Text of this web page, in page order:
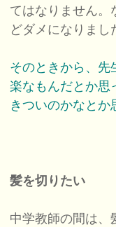
てはなりません。
どダメになりまし
そのときから、先
楽なもんだとか思
きついのかなとか
髪を切りたい
中学教師の間は、